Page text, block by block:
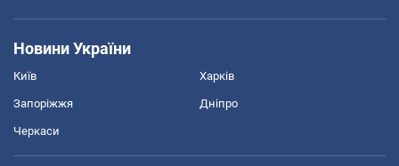
Новини України
Київ Харків
Запоріжжя Дніпро
Черкаси